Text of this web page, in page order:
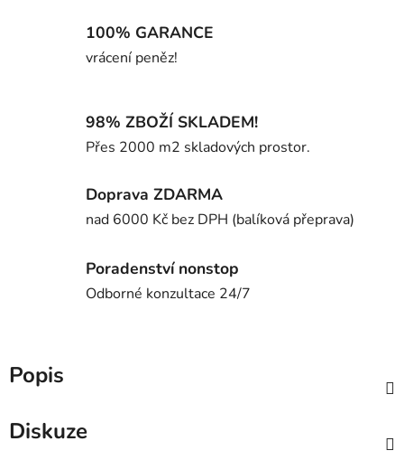
100% GARANCE
vrácení peněz!
98% ZBOŽÍ SKLADEM!
Přes 2000 m2 skladových prostor.
Doprava ZDARMA
nad 6000 Kč bez DPH (balíková přeprava)
Poradenství nonstop
Odborné konzultace 24/7
Popis
Diskuze